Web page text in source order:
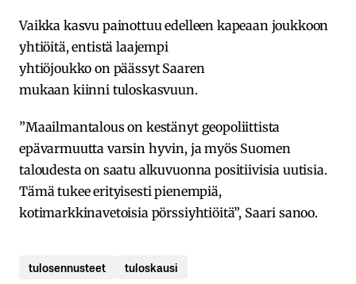
Vaikka kasvu painottuu edelleen kapeaan joukkoon
yhtiöitä, entistä laajempi
yhtiöjoukko on päässyt Saaren
mukaan kiinni tuloskasvuun.
”Maailmantalous on kestänyt geopoliittista
epävarmuutta varsin hyvin, ja myös Suomen
taloudesta on saatu alkuvuonna positiivisia uutisia.
Tämä tukee erityisesti pienempiä,
kotimarkkinavetoisia pörssiyhtiöitä”, Saari sanoo.
tulosennusteet tuloskausi